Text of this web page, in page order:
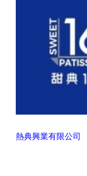
熱典興業有限公司